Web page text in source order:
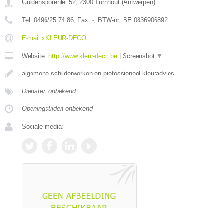
Guldensporenlei 52 2300 Turnhout (Antwerpen)
Tel: 0496/25 74 86 , Fax: - , BTW-nr: BE 0836906892
E-mail › KLEUR-DECO
Website: http://www.kleur-deco.be | Screenshot ▼
algemene schilderwerken en professioneel kleuradvies
Diensten onbekend
Openingstijden onbekend
Sociale media: